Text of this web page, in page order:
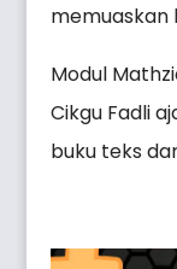
memuaskan
Modul
Cikgu Fadli
buku teks